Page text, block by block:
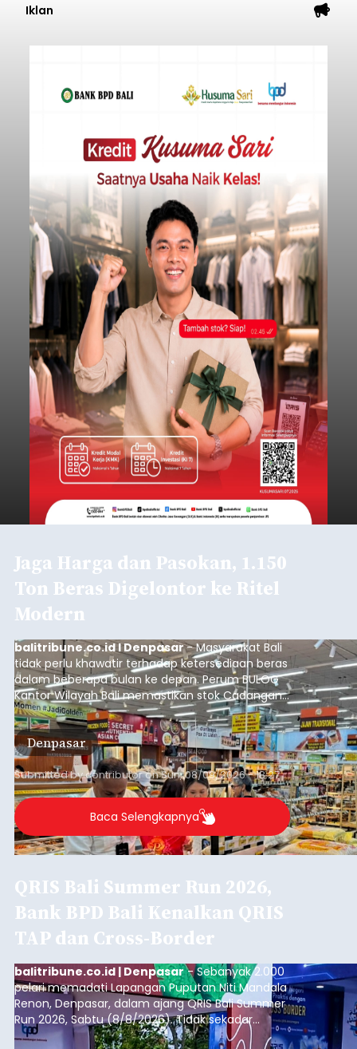
Iklan
Jaga Harga dan Pasokan, 1.150
Ton Beras Digelontor ke Ritel
Modern
balitribune.co.id I Denpasar- Masyarakat Bali
tidak perlu khawatir terhadap ketersediaan beras
dalam beberapa bulan ke depan. Perum BULOG
Kantor Wilayah Bali memastikan stok Cadangan
Beras Pemerintah (CBP) masih dalam kondisi
aman, bahkan diproyeksikan mampu memenuhi
kebutuhan masyarakat hingga sekitar 10 bulan.
Denpasar
Submitted bycontributoronSun, 08/09/2026 - 18:27
Baca Selengkapnya
QRIS Bali Summer Run 2026,
Bank BPD Bali Kenalkan QRIS
TAP dan Cross-Border
balitribune.co.id | Denpasar- Sebanyak 2.000
pelari memadati Lapangan Puputan Niti Mandala
Renon, Denpasar, dalam ajang QRIS Bali Summer
Run 2026, Sabtu (8/8/2026). Tidak sekadar
menjadi arena olahraga dengan kategori 5K dan